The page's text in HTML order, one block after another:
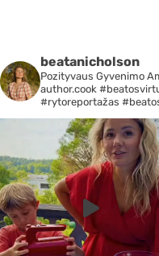
beatanicholson
Pozityvaus Gyvenimo
author.cook
#rytoreportažas